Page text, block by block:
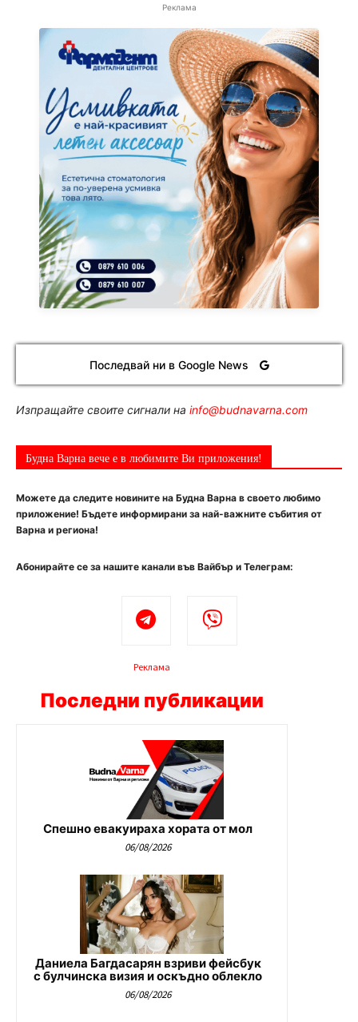
Реклама
Последвай ни в Google News
Изпращайте своите сигнали на info@budnavarna.com
Будна Варна вече е в любимите Ви приложения!
Можете да следите новините на Будна Варна в своето любимо
приложение! Бъдете информирани за най-важните събития от
Варна и региона!
Абонирайте се за нашите канали във Вайбър и Телеграм:
Реклама
Последни публикации
Спешно евакуираха хората от мол
06/08/2026
Даниела Багдасарян взриви фейсбук
с булчинска визия и оскъдно облекло
06/08/2026